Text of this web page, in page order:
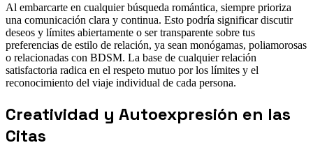
Al embarcarte en cualquier búsqueda romántica, siempre prioriza
una comunicación clara y continua. Esto podría significar discutir
deseos y límites abiertamente o ser transparente sobre tus
preferencias de estilo de relación, ya sean monógamas, poliamorosas
o relacionadas con BDSM. La base de cualquier relación
satisfactoria radica en el respeto mutuo por los límites y el
reconocimiento del viaje individual de cada persona.
Creatividad y Autoexpresión en las
Citas